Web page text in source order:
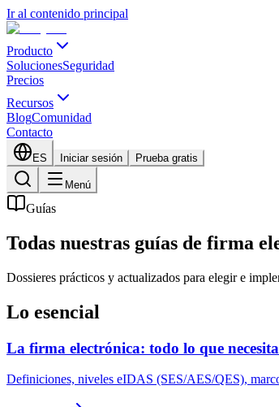
Ir al contenido principal
Producto
SolucionesSeguridad
Precios
Recursos
BlogComunidad
Contacto
ES Iniciar sesión Prueba gratis
Menú
Guías
Todas nuestras guías de firma
Dossieres prácticos y actualizados para elegir e
Lo esencial
La firma electrónica: todo lo que
Definiciones, niveles eIDAS (SES/AES/QES),